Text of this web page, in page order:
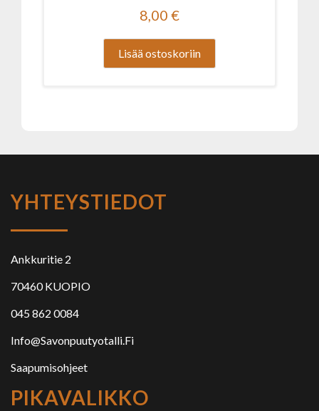
8,00 €
Lisää ostoskoriin
YHTEYSTIEDOT
Ankkuritie 2
70460 KUOPIO
045 862 0084
Info@savonpuutyotalli.fi
Saapumisohjeet
PIKAVALIKKO